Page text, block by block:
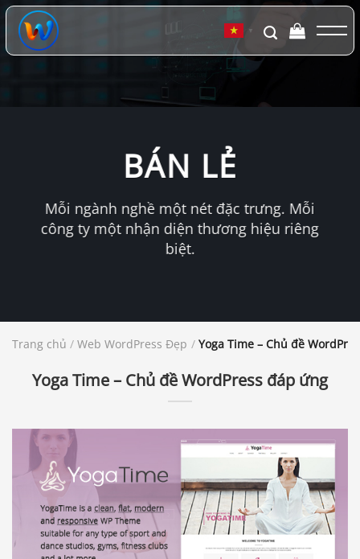
Chuyển
đến
dung
▼
BÁN LẺ
Mỗi ngành nghề một nét đặc trưng. Mỗi
công ty một nhận diện thương hiệu riêng
biệt.
Trang chủ / Web WordPress Đẹp / Yoga Time – Chủ đề
Yoga Time – Chủ đề WordPress đáp ứng